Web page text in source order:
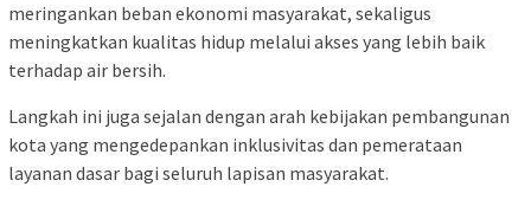
meringankan beban ekonomi masyarakat, sekaligus
meningkatkan kualitas hidup melalui akses yang lebih baik
terhadap air bersih.
Langkah ini juga sejalan dengan arah kebijakan pembangunan
kota yang mengedepankan inklusivitas dan pemerataan
layanan dasar bagi seluruh lapisan masyarakat.